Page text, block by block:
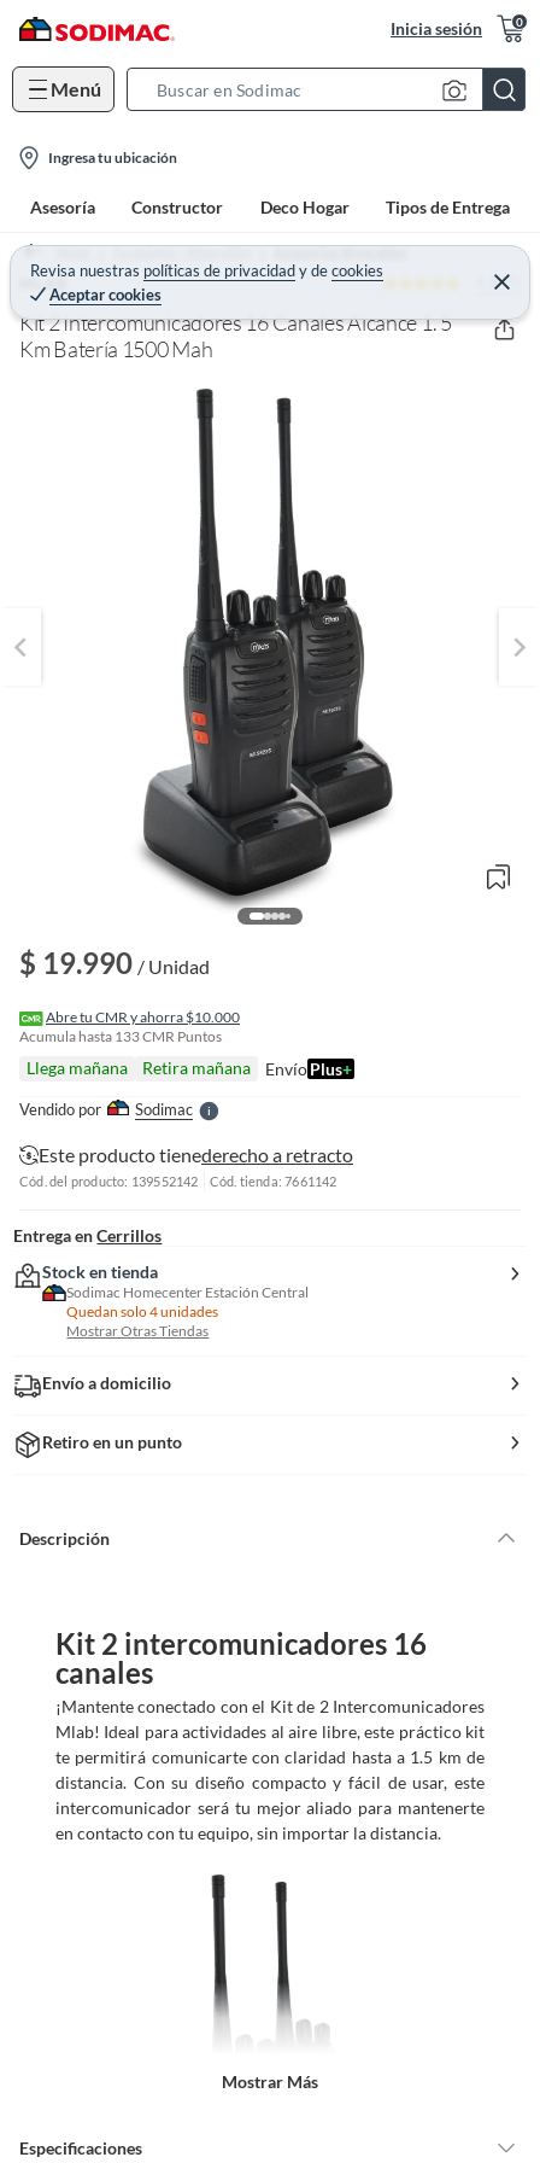
Inicia sesión 0
Menú
c
h
B
r
a
o
n
Ingresa tu ubicación
Asesoría Constructor Deco Hogar Tipos de Entrega
Revisa nuestras políticas de privacidadydecookies
Aceptar cookies
C
e
r
a
Home Tecnología - Wearables Accesorios Wearables
MLAB 4.9 (7)
Kit 2 Intercomunicadores 16 Canales Alcance 1. 5
Km Batería 1500 Mah
$ 19.990 / Unidad
Abre tu CMR y ahorra $10.000
Acumula hasta 133CMR Puntos
Llega mañana Retira mañana EnvíoPlus+
Vendido por SodimacS
l
e
r
n
Este producto tienederecho a retracto
Cód. del producto: 139552142 Cód. tienda: 7661142
Entrega en Cerrillos
Stock en tienda
Sodimac Homecenter Estación Central
Quedan solo 4 unidades
Mostrar Otras Tiendas
Envío a domicilio
Retiro en un punto
Descripción
Kit 2 intercomunicadores 16
canales
¡Mantente conectado con el Kit de 2 Intercomunicadores
Mlab! Ideal para actividades al aire libre, este práctico kit
te permitirá comunicarte con claridad hasta a 1.5 km de
distancia. Con su diseño compacto y fácil de usar, este
intercomunicador será tu mejor aliado para mantenerte
en contacto con tu equipo, sin importar la distancia.
Mostrar Más
Especificaciones